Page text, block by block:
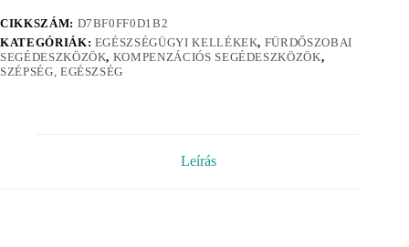
CIKKSZÁM: D7BF0FF0D1B2
KATEGÓRIÁK: EGÉSZSÉGÜGYI KELLÉKEK, FÜRDŐSZOBAI
SEGÉDESZKÖZÖK, KOMPENZÁCIÓS SEGÉDESZKÖZÖK,
SZÉPSÉG, EGÉSZSÉG
Leírás